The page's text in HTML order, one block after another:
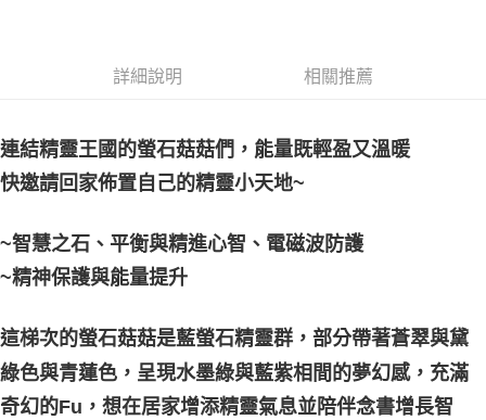
每筆NT$80，滿NT$3,000(含以上)免運費
每筆NT$80，滿NT$3,000(含以上)免運費
賣家宅配幫您送（台灣）
郵局幫你送（離島）
付款後門市自取
免運費
詳細說明 相關推薦
連結精靈王國的螢石菇菇們，能量既輕盈又溫暖
快邀請回家佈置自己的精靈小天地~
~智慧之石、平衡與精進心智、電磁波防護
~精神保護與能量提升
這梯次的螢石菇菇是藍螢石精靈群，部分帶著蒼翠與黛
綠色與青蓮色，呈現水墨綠與藍紫相間的夢幻感，充滿
奇幻的Fu，想在居家增添精靈氣息並陪伴念書增長智